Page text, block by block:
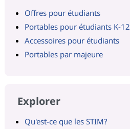
Offres pour étudiants
Portables pour étudiants K-12
Accessoires pour étudiants
Portables par majeure
Explorer
Qu'est-ce que les STIM?